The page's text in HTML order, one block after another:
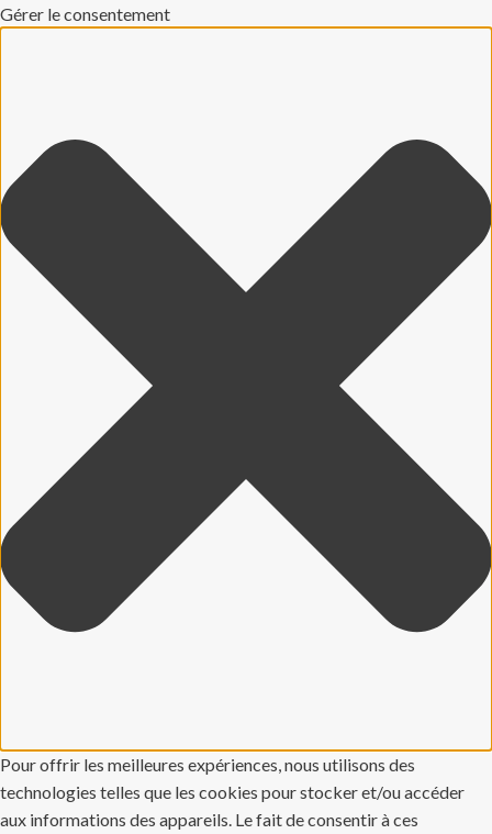
Gérer le consentement
Pour offrir les meilleures expériences, nous utilisons des
technologies telles que les cookies pour stocker et/ou accéder
aux informations des appareils. Le fait de consentir à ces